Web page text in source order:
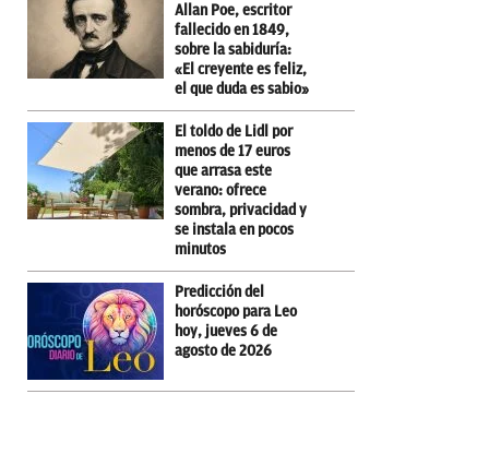
Allan Poe, escritor
fallecido en 1849,
sobre la sabiduría:
«El creyente es feliz,
el que duda es sabio»
El toldo de Lidl por
menos de 17 euros
que arrasa este
verano: ofrece
sombra, privacidad y
se instala en pocos
minutos
Predicción del
horóscopo para Leo
hoy, jueves 6 de
agosto de 2026